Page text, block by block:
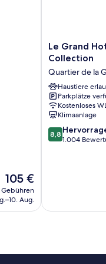
Der
Preis
beträgt
105 €
Aug.
Le
Grand
By
Stay
Collection
Quartier
de
la
Gare
Le Grand
Collection
Quartier de la
Haustiere
Parkplätze
Kostenloses
Klimaanlage
8.8
von
8,8
1.004